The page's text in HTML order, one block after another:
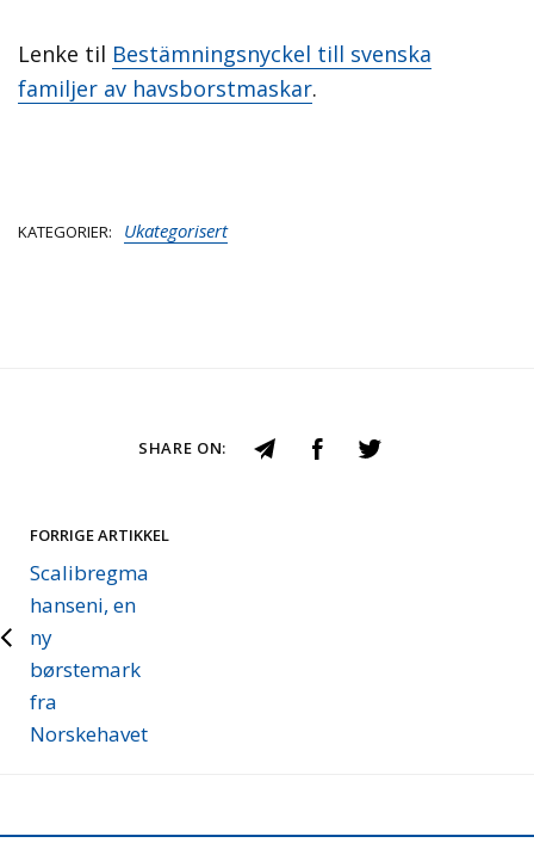
Lenke til Bestämningsnyckel till svenska
familjer av havsborstmaskar.
KATEGORIER Ukategorisert
SHARE ON:
FORRIGE ARTIKKEL
Scalibregma
hanseni, en
ny
børstemark
fra
Norskehavet